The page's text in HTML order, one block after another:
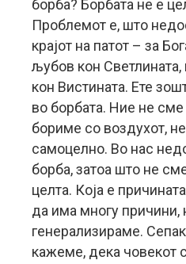
борба? Борбата не е
Проблемот е, што
крајот на патот – за
љубов кон Светлината,
кон Вистината. Ете
во борбата. Ние не
бориме со воздухот,
самоцелно. Во нас
борба, затоа што не
целта. Која е
да има многу
генерализираме.
кажеме, дека човекот